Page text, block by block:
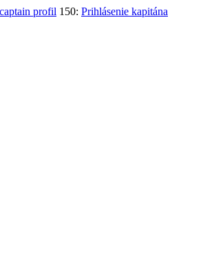
profil 150: Prihlásenie kapitána